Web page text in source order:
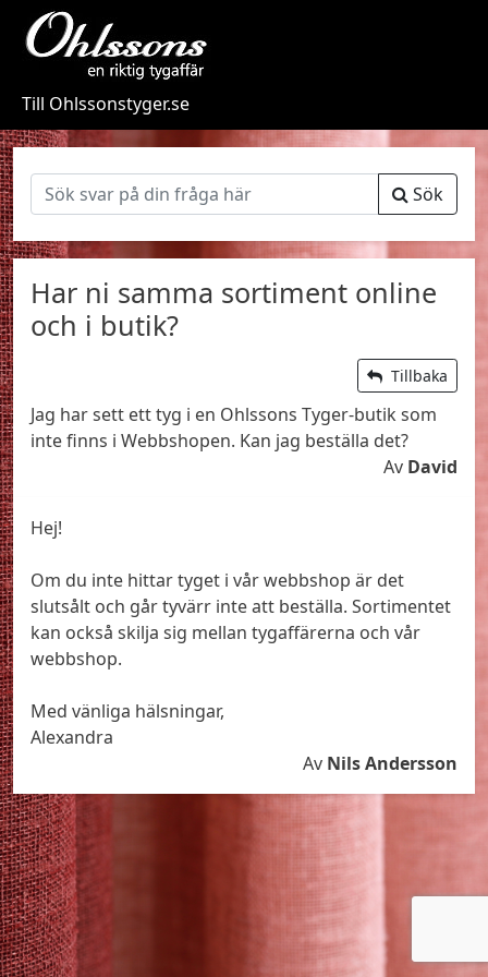
Till Ohlssonstyger.se
Sök
Har ni samma sortiment online
och i butik?
Tillbaka
Jag har sett ett tyg i en Ohlssons Tyger-butik som
inte finns i Webbshopen. Kan jag beställa det?
Av David
Hej!
Om du inte hittar tyget i vår webbshop är det
slutsålt och går tyvärr inte att beställa. Sortimentet
kan också skilja sig mellan tygaffärerna och vår
webbshop.
Med vänliga hälsningar,
Alexandra
Av Nils Andersson